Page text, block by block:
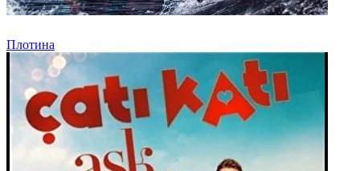
Плотина